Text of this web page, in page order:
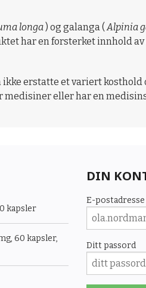
longa ) og galanga (Alpinia
har en forsterket innhold
erstatte et variert
eller har en
kapsler
60 kapsler,
DIN
E-postadresse
Ditt passord